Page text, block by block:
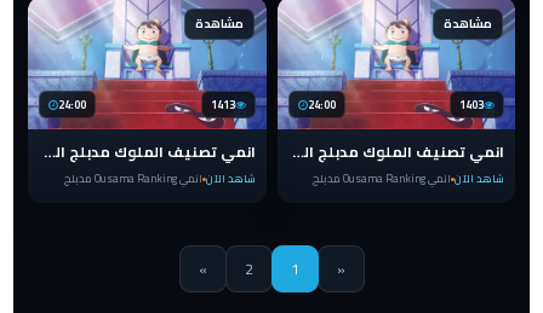
مشاهدة
24:00 1403
انمي تصنيف الملوك مدبلج الحلقة 6 Ranking of Kings
شاهد الآن انمي Ousama Ranking مدبلج
مشاهدة
24:00 1413
انمي تصنيف الملوك مدبلج الحلقة 5 Ranking of Kings
شاهد الآن انمي Ousama Ranking مدبلج
«
1
2
»